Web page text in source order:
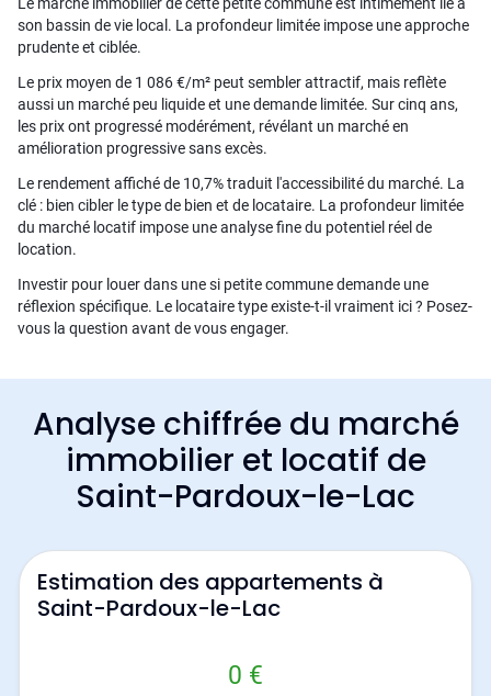
son bassin de vie local. La profondeur limitée impose une approche
prudente et ciblée.
Le prix moyen de 1 086 €/m² peut sembler attractif, mais reflète
aussi un marché peu liquide et une demande limitée. Sur cinq ans,
les prix ont progressé modérément, révélant un marché en
amélioration progressive sans excès.
Le rendement affiché de 10,7% traduit l'accessibilité du marché. La
clé : bien cibler le type de bien et de locataire. La profondeur limitée
du marché locatif impose une analyse fine du potentiel réel de
location.
Investir pour louer dans une si petite commune demande une
réflexion spécifique. Le locataire type existe-t-il vraiment ici ? Posez-
vous la question avant de vous engager.
Analyse chiffrée du marché
immobilier et locatif de
Saint-Pardoux-le-Lac
Estimation des appartements à
Saint-Pardoux-le-Lac
0 €